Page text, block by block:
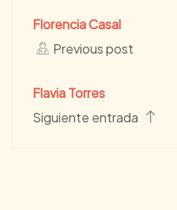
Florencia Casal
Previous post
Flavia Torres
Siguiente entrada